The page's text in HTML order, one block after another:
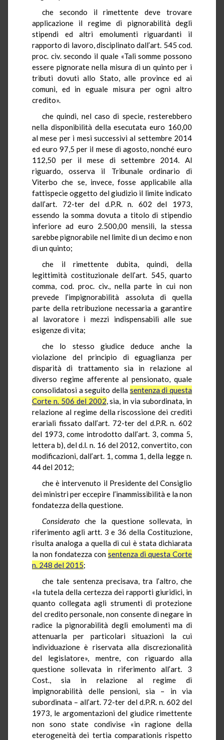
che secondo il rimettente deve trovare
applicazione il regime di pignorabilità degli
stipendi ed altri emolumenti riguardanti il
rapporto di lavoro, disciplinato dall’art. 545 cod.
proc. civ. secondo il quale «Tali somme possono
essere pignorate nella misura di un quinto per i
tributi dovuti allo Stato, alle province ed ai
comuni, ed in eguale misura per ogni altro
credito».
che quindi, nel caso di specie, resterebbero
nella disponibilità della esecutata euro 160,00
al mese per i mesi successivi al settembre 2014
ed euro 97,5 per il mese di agosto, nonché euro
112,50 per il mese di settembre 2014. Al
riguardo, osserva il Tribunale ordinario di
Viterbo che se, invece, fosse applicabile alla
fattispecie oggetto del giudizio il limite indicato
dall’art. 72-ter del d.P.R. n. 602 del 1973,
essendo la somma dovuta a titolo di stipendio
inferiore ad euro 2.500,00 mensili, la stessa
sarebbe pignorabile nel limite di un decimo e non
di un quinto;
che il rimettente dubita, quindi, della
legittimità costituzionale dell’art. 545, quarto
comma, cod. proc. civ., nella parte in cui non
prevede l’impignorabilità assoluta di quella
parte della retribuzione necessaria a garantire
al lavoratore i mezzi indispensabili alle sue
esigenze di vita;
che lo stesso giudice deduce anche la
violazione del principio di eguaglianza per
disparità di trattamento sia in relazione al
diverso regime afferente al pensionato, quale
consolidatosi a seguito della sentenza di questa
Corte n. 506 del 2002, sia, in via subordinata, in
relazione al regime della riscossione dei crediti
erariali fissato dall’art. 72-ter del d.P.R. n. 602
del 1973, come introdotto dall’art. 3, comma 5,
lettera b), del d.l. n. 16 del 2012, convertito, con
modificazioni, dall’art. 1, comma 1, della legge n.
44 del 2012;
che è intervenuto il Presidente del Consiglio
dei ministri per eccepire l’inammissibilità e la non
fondatezza della questione.
Consideratoche la questione sollevata, in
riferimento agli artt. 3 e 36 della Costituzione,
risulta analoga a quella di cui è stata dichiarata
la non fondatezza con sentenza di questa Corte
n. 248 del 2015;
che tale sentenza precisava, tra l’altro, che
«la tutela della certezza dei rapporti giuridici, in
quanto collegata agli strumenti di protezione
del credito personale, non consente di negare in
radice la pignorabilità degli emolumenti ma di
attenuarla per particolari situazioni la cui
individuazione è riservata alla discrezionalità
del legislatore», mentre, con riguardo alla
questione sollevata in riferimento all’art. 3
Cost., sia in relazione al regime di
impignorabilità delle pensioni, sia – in via
subordinata – all’art. 72-ter del d.P.R. n. 602 del
1973, le argomentazioni del giudice rimettente
non sono state condivise «in ragione della
eterogeneità dei tertia comparationis rispetto